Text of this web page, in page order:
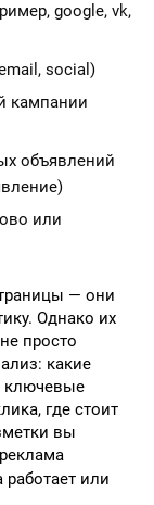
google, vk,
social)
кампании
объявлений
или
— они
Однако их
просто
какие
ключевые
где стоит
вы
работает или